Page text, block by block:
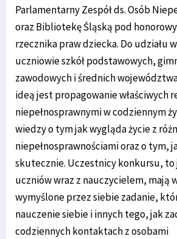
Parlamentarny Zespół ds. Osób
oraz Bibliotekę Śląską pod
rzecznika praw dziecka. Do udziału
uczniowie szkół podstawowych,
zawodowych i średnich
ideą jest propagowanie właściwych
niepełnosprawnymi w codziennym
wiedzy o tym jak wygląda życie z
niepełnosprawnościami oraz o tym,
skutecznie. Uczestnicy konkursu,
uczniów wraz z nauczycielem, mają
wymyślone przez siebie zadanie,
nauczenie siebie i innych tego, jak
codziennych kontaktach z osobami